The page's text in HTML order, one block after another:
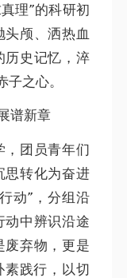
理”的科研初
颅、洒热血
历史记忆，淬
之心。
谱新章
，团员青年们
思转化为奋进
动”，分组沿
动中辨识沿途
废弃物，更是
素践行，以切